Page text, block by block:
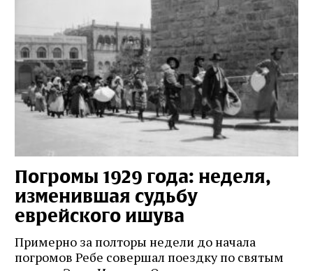
Погромы 1929 года: неделя,
изменившая судьбу
еврейского ишува
Примерно за полторы недели до начала
погромов Ребе совершал поездку по святым